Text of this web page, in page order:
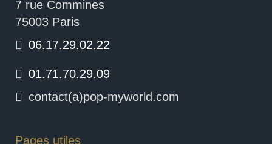
7 rue Commines
75003 Paris
06.17.29.02.22
01.71.70.29.09
contact(a)pop-myworld.com
Pages utiles